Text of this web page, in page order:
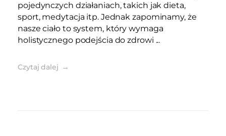
pojedynczych działaniach, takich jak dieta,
sport, medytacja itp. Jednak zapominamy, że
nasze ciało to system, który wymaga
holistycznego podejścia do zdrowi ...
Czytaj dalej